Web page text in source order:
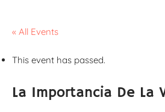
« All Events
This event has passed.
La Importancia De La